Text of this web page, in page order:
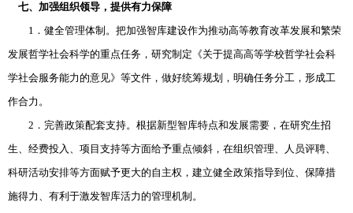
七、加强组织领导，提供有力保障
1．健全管理体制。把加强智库建设作为推动高等教育改革发展和繁荣
发展哲学社会科学的重点任务，研究制定《关于提高高等学校哲学社会科
学社会服务能力的意见》等文件，做好统筹规划，明确任务分工，形成工
作合力。
2．完善政策配套支持。根据新型智库特点和发展需要，在研究生招
生、经费投入、项目支持等方面给予重点倾斜，在组织管理、人员评聘、
科研活动安排等方面赋予更大的自主权，建立健全政策指导到位、保障措
施得力、有利于激发智库活力的管理机制。